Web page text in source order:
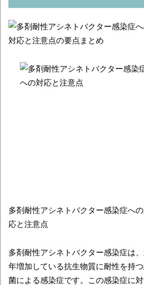
多剤耐性アシネトバクター感染症へ
応と注意点
多剤耐性アシネトバクター感染症は
年増加している抗生物質に耐性を持
菌による感染症です。この感染症に